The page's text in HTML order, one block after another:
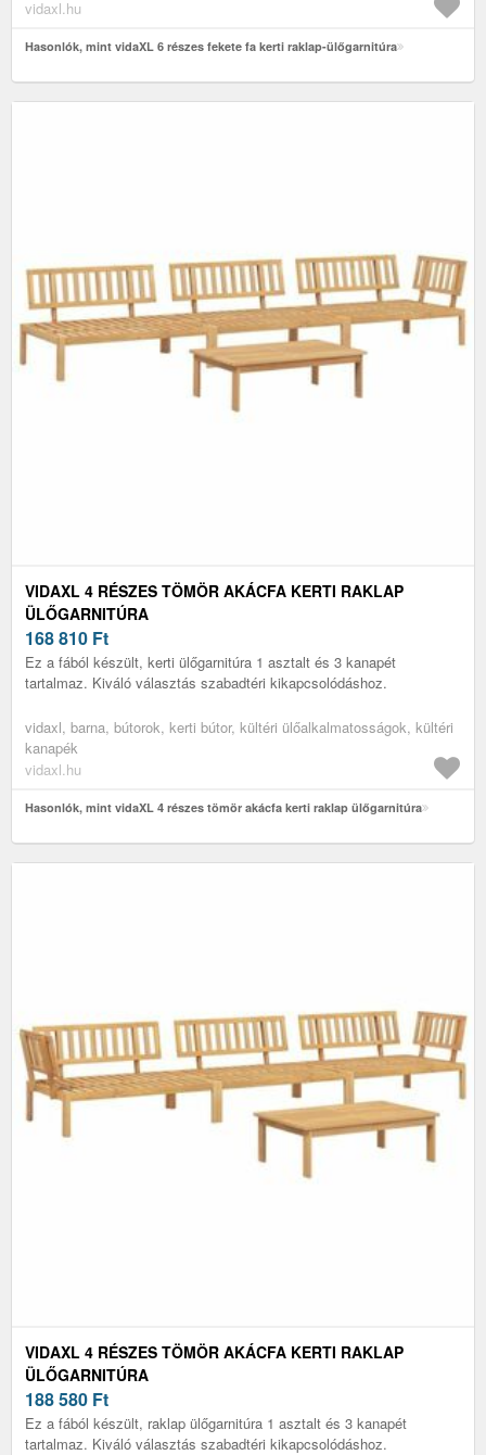
vidaxl.hu
Hasonlók, mint vidaXL 6 részes fekete fa kerti raklap-ülőgarnitúra
VIDAXL 4 RÉSZES TÖMÖR AKÁCFA KERTI RAKLAP
ÜLŐGARNITÚRA
168 810 Ft
Ez a fából készült, kerti ülőgarnitúra 1 asztalt és 3 kanapét
tartalmaz. Kiváló választás szabadtéri kikapcsolódáshoz.
vidaxl, barna, bútorok, kerti bútor, kültéri ülőalkalmatosságok, kültéri
kanapék
vidaxl.hu
Hasonlók, mint vidaXL 4 részes tömör akácfa kerti raklap ülőgarnitúra
VIDAXL 4 RÉSZES TÖMÖR AKÁCFA KERTI RAKLAP
ÜLŐGARNITÚRA
188 580 Ft
Ez a fából készült, raklap ülőgarnitúra 1 asztalt és 3 kanapét
tartalmaz. Kiváló választás szabadtéri kikapcsolódáshoz.